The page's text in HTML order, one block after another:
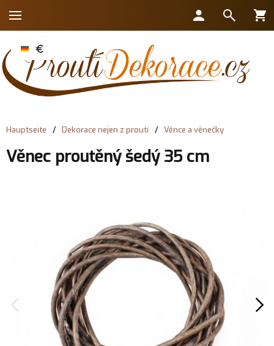
Hauptseite / Dekorace nejen z proutí / Věnce a věnečky
Věnec proutěný šedý 35 cm